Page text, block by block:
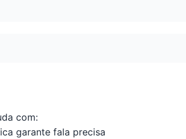
com:
garante fala precisa